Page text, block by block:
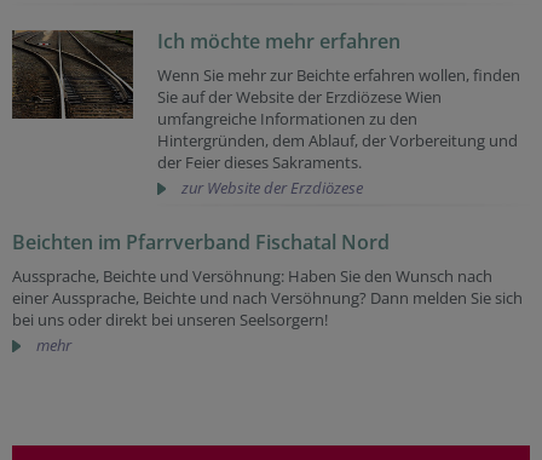
Ich möchte mehr erfahren
Wenn Sie mehr zur Beichte erfahren wollen, finden
Sie auf der Website der Erzdiözese Wien
umfangreiche Informationen zu den
Hintergründen, dem Ablauf, der Vorbereitung und
der Feier dieses Sakraments.
zur Website der Erzdiözese
Beichten im Pfarrverband Fischatal Nord
Aussprache, Beichte und Versöhnung: Haben Sie den Wunsch nach
einer Aussprache, Beichte und nach Versöhnung? Dann melden Sie sich
bei uns oder direkt bei unseren Seelsorgern!
mehr